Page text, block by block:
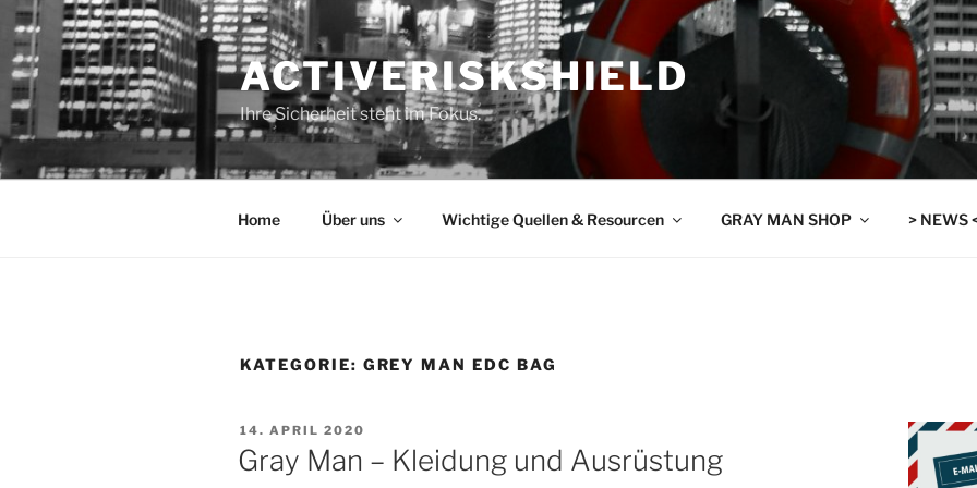
Zum
Inhalt
springen
ACTIVERISKSHIELD
Ihre Sicherheit steht im Fokus.
Home Über uns Wichtige Quellen & Resourcen GRAY MAN SHOP > NEWS
KATEGORIE: GREY MAN EDC BAG
VERÖFFENTLICHT
AM
14. APRIL 2020
Gray Man – Kleidung und Ausrüstung